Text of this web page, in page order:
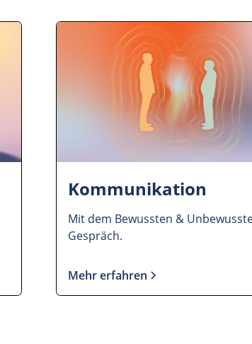
Kommunikation
Mit dem Bewussten &
Gespräch.
Mehr erfahren